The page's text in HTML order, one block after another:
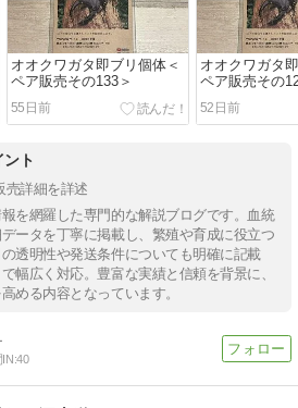
オオクワガタ即ブリ個体＜
ペア販売その133＞
55日前
オオクワガタ
ペア販売その
52日前
ント
売詳細を詳述
を網羅した専門的な解説ブログです。血統
ータを丁寧に掲載し、繁殖や育成に役立つ
透明性や発送条件についても明確に記載
幅広く対応。豊富な実績と信頼を背景に、
める内容となっています。
IN:40